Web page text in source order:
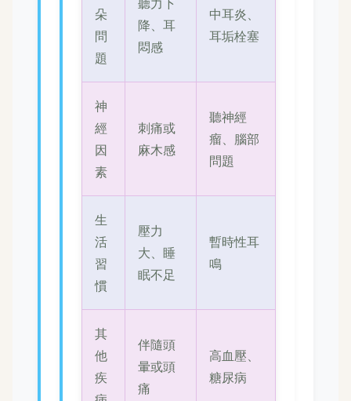
朵
問
題
降、耳
悶感
中耳炎、
耳垢栓塞
神
經
因
素
刺痛或
麻木感
聽神經
瘤、腦部
問題
生
活
習
慣
壓力
大、睡
眠不足
暫時性耳
鳴
其
他
疾
伴隨頭
暈或頭
痛
高血壓、
糖尿病